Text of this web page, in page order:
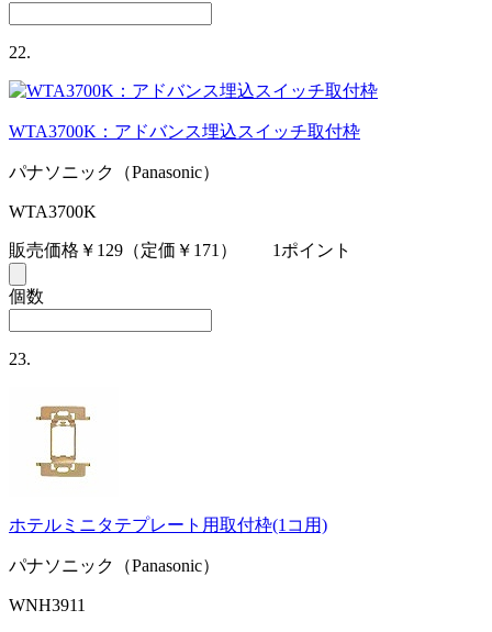
22.
WTA3700K：アドバンス埋込スイッチ取付枠
パナソニック（Panasonic）
WTA3700K
販売価格￥129 （定価￥171） 1ポイント
個数
23.
ホテルミニタテプレート用取付枠(1コ用)
パナソニック（Panasonic）
WNH3911